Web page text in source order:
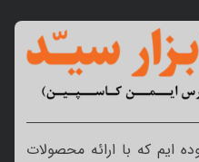
ایم که با ارائه محصولات